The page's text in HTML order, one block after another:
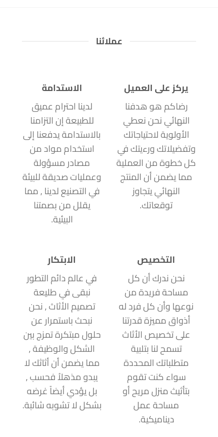
عملائنا
يركز على العميل
رضاكم هو هدفنا
النهائي نحن نعطي
الأولوية لاحتياجاتك
وتفضيلاتك ورءيتك في
كل خطوة من العملية
مما يضمن أن المنتج
النهائي يتجاوز
توقعاتك.
الاستدامة
لدينا احترام عميق
للطبيعة إن التزامنا
بالاستدامة يدفعنا إلى
استخدام مواد من
مصادر مسؤولة
وعمليات صديقة للبيئة
في التصنيع لدينا , مما
يقلل من بصمتنا
البيئية.
التخصيص
نحن ندرك أن كل
مساحة فريدة من
نوعها وأن كل فرد له
أذواق مميزة قدرتنا
على تخصيص الأثاث
تسمح لنا بتلبية
متطلباتك المحددة
سواء كنت تقوم
بتأثيث منزل مريح أو
مساحة عمل
ديناميكية.
الابتكار
في عالم دائم التطور
نبقى في طليعة
تصميم الأثاث , نحن
نبحث باستمرار عن
حلول مبتكرة تمزج بين
الشكل والوظيفة ,
مما يضمن أن أثاثك لا
يبدو مذهلاُ فحسب ,
بل يؤدي أيضاً غرضه
بشكل لا تشوبه شائبة.